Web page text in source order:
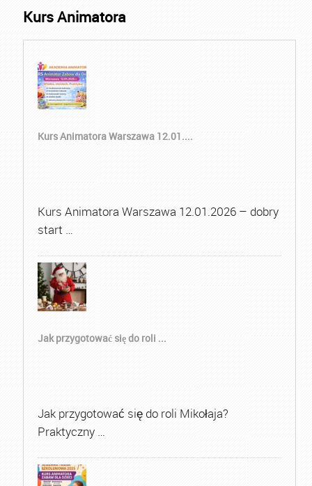
Kurs Animatora
Kurs Animatora Warszawa 12.01....
Kurs Animatora Warszawa 12.01.2026 – dobry
start …
Jak przygotować się do roli ...
Jak przygotować się do roli Mikołaja?
Praktyczny …